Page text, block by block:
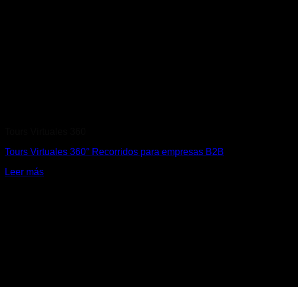
Tours Virtuales 360° Recorridos para empresas B2B
Leer más